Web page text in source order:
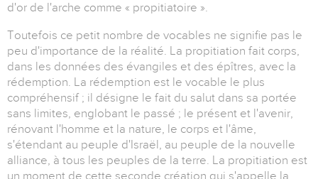
d'or de l'arche comme « propitiatoire ».
Toutefois ce petit nombre de vocables ne signifie pas le
peu d'importance de la réalité. La propitiation fait corps,
dans les données des évangiles et des épîtres, avec la
rédemption. La rédemption est le vocable le plus
compréhensif ; il désigne le fait du salut dans sa portée
sans limites, englobant le passé ; le présent et l'avenir,
rénovant l'homme et la nature, le corps et l'âme,
s'étendant au peuple d'Israël, au peuple de la nouvelle
alliance, à tous les peuples de la terre. La propitiation est
un moment de cette seconde création qui s'appelle la